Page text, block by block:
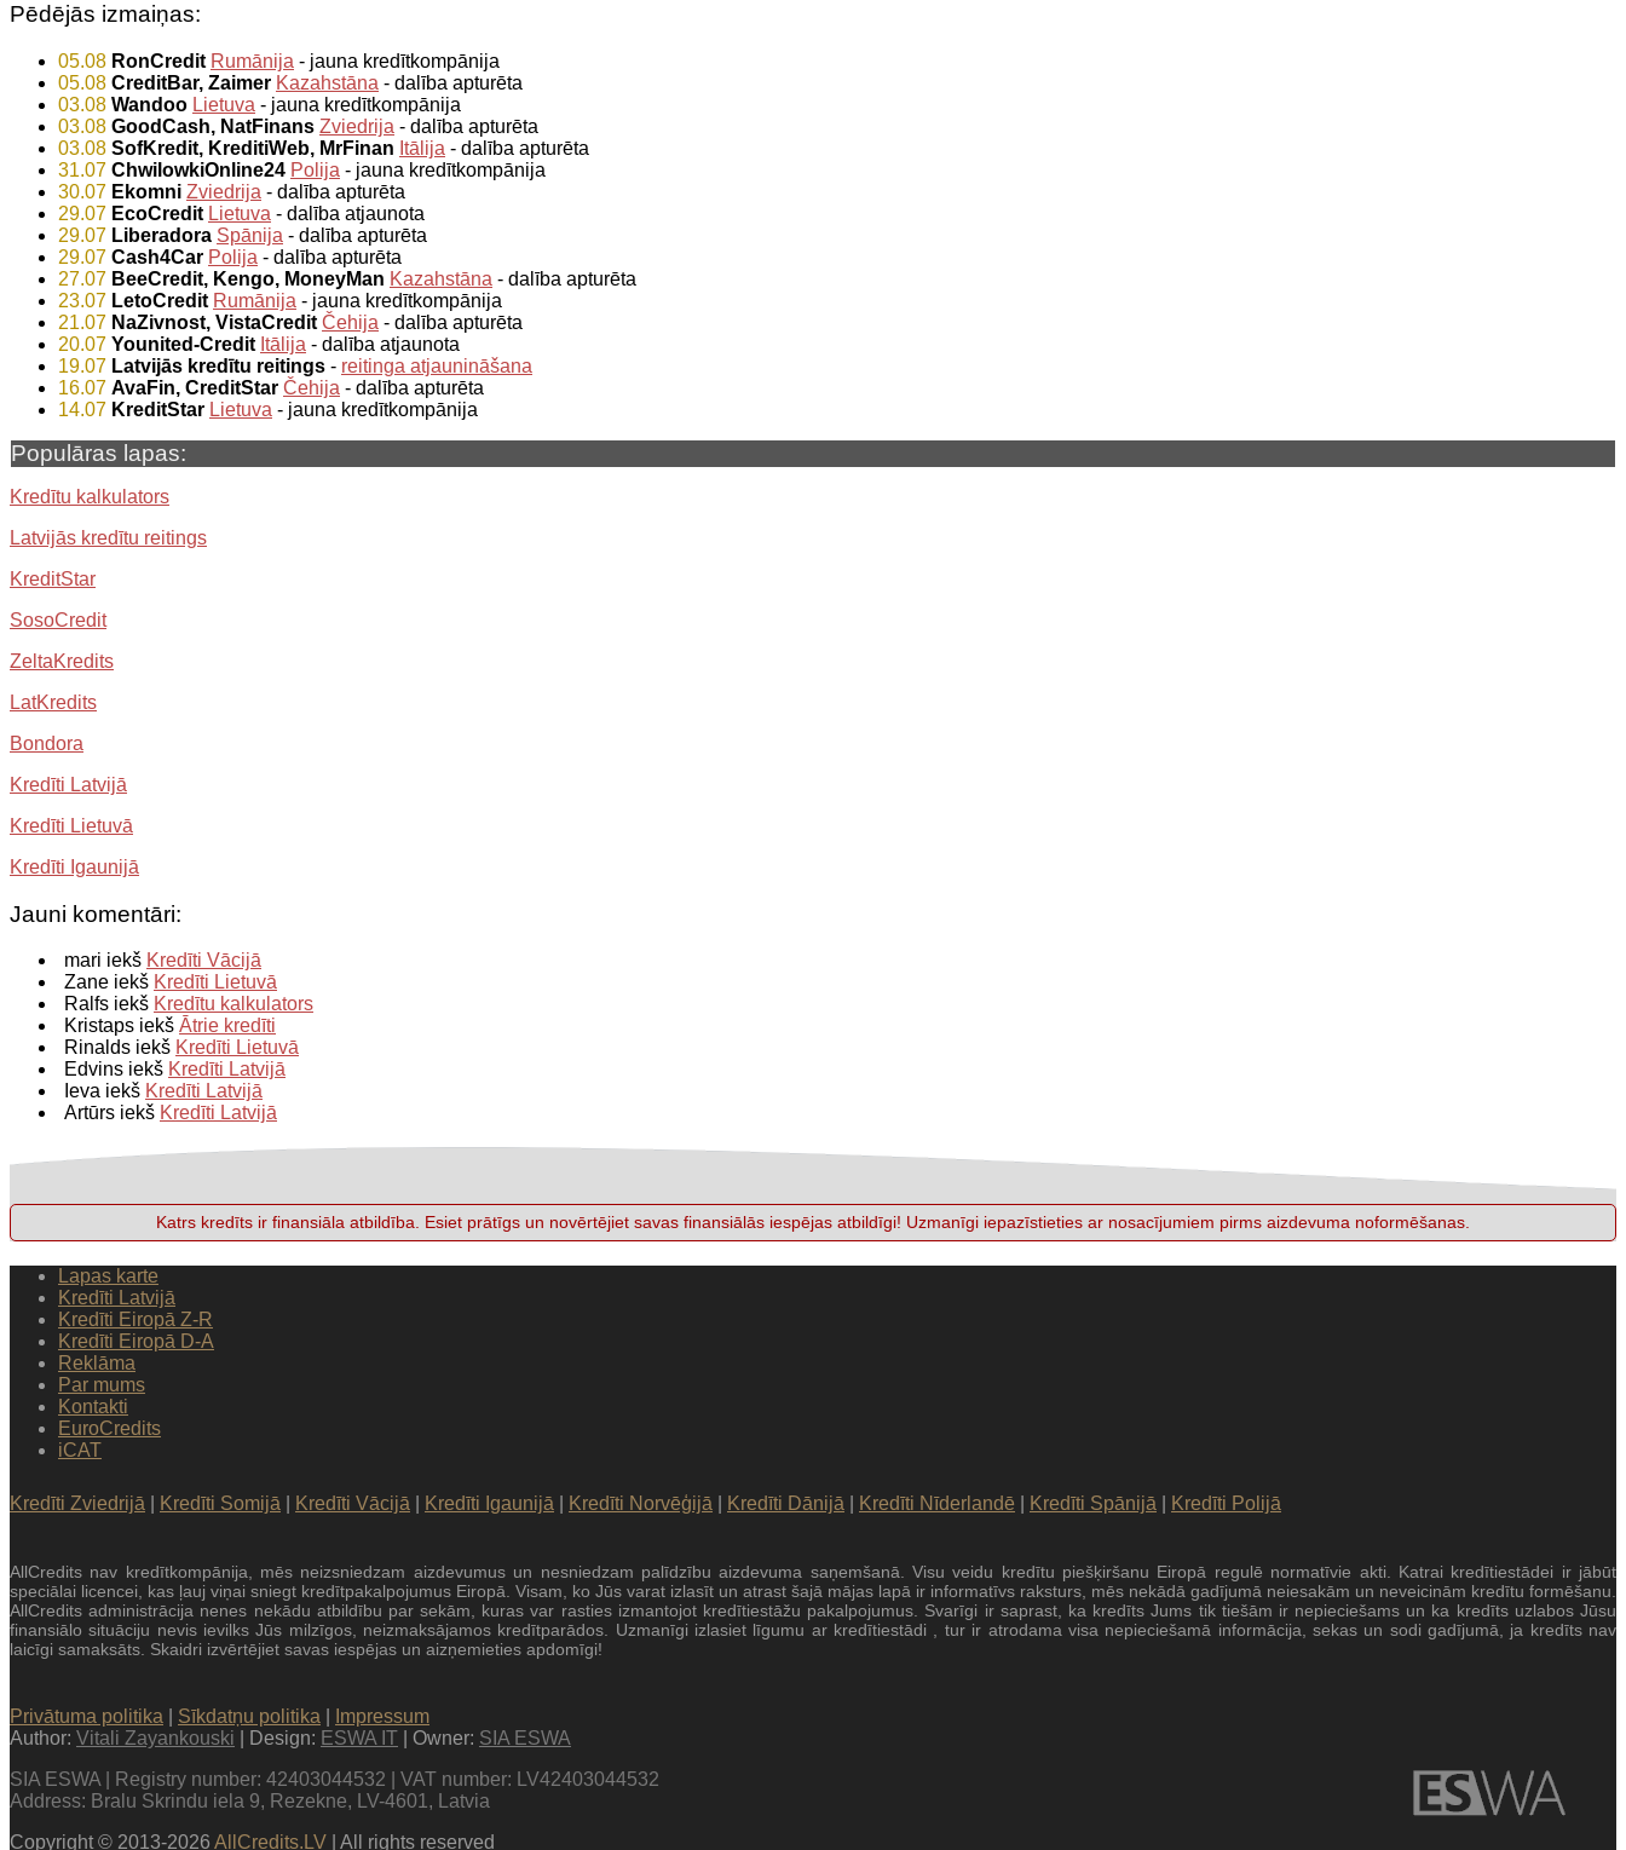
Pēdējās izmaiņas:
05.08 RonCredit Rumānija - jauna kredītkompānija
05.08 CreditBar, Zaimer Kazahstāna - dalība apturēta
03.08 Wandoo Lietuva - jauna kredītkompānija
03.08 GoodCash, NatFinans Zviedrija - dalība apturēta
03.08 SofKredit, KreditiWeb, MrFinan Itālija - dalība apturēta
31.07 ChwilowkiOnline24 Polija - jauna kredītkompānija
30.07 Ekomni Zviedrija - dalība apturēta
29.07 EcoCredit Lietuva - dalība atjaunota
29.07 Liberadora Spānija - dalība apturēta
29.07 Cash4Car Polija - dalība apturēta
27.07 BeeCredit, Kengo, MoneyMan Kazahstāna - dalība apturēta
23.07 LetoCredit Rumānija - jauna kredītkompānija
21.07 NaZivnost, VistaCredit Čehija - dalība apturēta
20.07 Younited-Credit Itālija - dalība atjaunota
19.07 Latvijās kredītu reitings - reitinga atjaunināšana
16.07 AvaFin, CreditStar Čehija - dalība apturēta
14.07 KreditStar Lietuva - jauna kredītkompānija
Populāras lapas:
Kredītu kalkulators
Latvijās kredītu reitings
KreditStar
SosoCredit
ZeltaKredits
LatKredits
Bondora
Kredīti Latvijā
Kredīti Lietuvā
Kredīti Igaunijā
Jauni komentāri:
mari iekš Kredīti Vācijā
Zane iekš Kredīti Lietuvā
Ralfs iekš Kredītu kalkulators
Kristaps iekš Ātrie kredīti
Rinalds iekš Kredīti Lietuvā
Edvins iekš Kredīti Latvijā
Ieva iekš Kredīti Latvijā
Artūrs iekš Kredīti Latvijā
Katrs kredīts ir finansiāla atbildība. Esiet prātīgs un novērtējiet savas finansiālās iespējas atbildīgi! Uzmanīgi iepazīstieties ar nosacījumiem pirms aizdevuma noformēšanas.
Lapas karte
Kredīti Latvijā
Kredīti Eiropā Z-R
Kredīti Eiropā D-A
Reklāma
Par mums
Kontakti
EuroCredits
iCAT
Kredīti Zviedrijā Kredīti Somijā Kredīti Vācijā Kredīti Igaunijā Kredīti Norvēģijā Kredīti Dānijā Kredīti Nīderlandē Kredīti Spānijā Kredīti Polijā
AllCredits nav kredītkompānija, mēs neizsniedzam aizdevumus un nesniedzam palīdzību aizdevuma saņemšanā. Visu veidu kredītu piešķiršanu Eiropā regulē normatīvie akti. Katrai kredītiestādei ir jābūt
speciālai licencei, kas ļauj viņai sniegt kredītpakalpojumus Eiropā. Visam, ko Jūs varat izlasīt un atrast šajā mājas lapā ir informatīvs raksturs, mēs nekādā gadījumā neiesakām un neveicinām kredītu formēšanu.
AllCredits administrācija nenes nekādu atbildību par sekām, kuras var rasties izmantojot kredītiestāžu pakalpojumus. Svarīgi ir saprast, ka kredīts Jums tik tiešām ir nepieciešams un ka kredīts uzlabos Jūsu
finansiālo situāciju nevis ievilks Jūs milzīgos, neizmaksājamos kredītparādos. Uzmanīgi izlasiet līgumu ar kredītiestādi , tur ir atrodama visa nepieciešamā informācija, sekas un sodi gadījumā, ja kredīts nav
laicīgi samaksāts. Skaidri izvērtējiet savas iespējas un aizņemieties apdomīgi!
Privātuma politika Sīkdatņu politika
Impressum
Author: Vitali Zayankouski | Design: ESWA IT | Owner: SIA ESWA
SIA ESWA | Registry number: 42403044532 | VAT number: LV42403044532
Address: Bralu Skrindu iela 9, Rezekne, LV-4601, Latvia
Copyright © 2013-2026 AllCredits.LV | All rights reserved